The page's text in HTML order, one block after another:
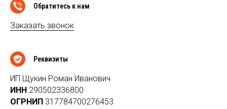
Обратитесь к нам
Заказать звонок
Реквизиты
ИП Щукин Роман Иванович
ИНН 290502336800
ОГРНИП 317784700276453